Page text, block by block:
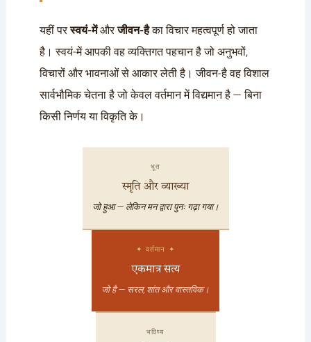
यहीं परस्वयं-मेंऔरजीवन-हैका विचार महत्वपूर्ण हो जाता
है। स्वयं-में आपकी वह व्यक्तिगत पहचान है जो अनुभवों,
विचारों और भावनाओं से आकार लेती है। जीवन-है वह विशाल
सार्वभौमिक चेतना है जो केवल वर्तमान में विद्यमान है — बिना
किसी निर्णय या विकृति के।
भूत
स्मृति और व्याख्या
जो हुआ — लेकिन मन द्वारा पुनः गढ़ा गया।
✦ वर्तमान ✦
एकमात्र सत्य
जो है — सरल, शांत और वास्तविक।
भविष्य